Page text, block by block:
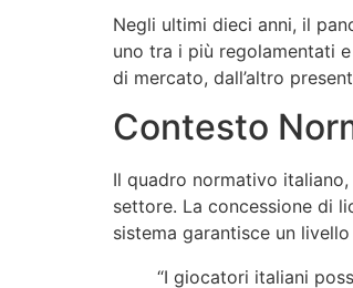
Negli ultimi dieci anni, il
uno tra i più regolamentati
di mercato, dall’altro
Contesto
Il quadro normativo
settore. La concessione di
sistema garantisce un
“I giocatori italiani